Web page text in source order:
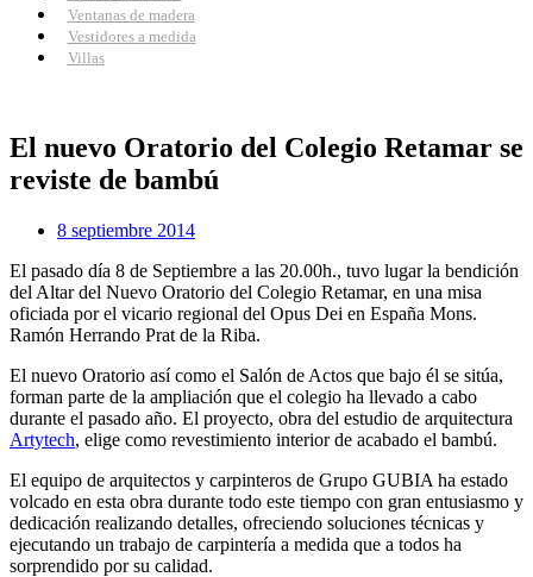
Ventanas de madera
Vestidores a medida
Villas
El nuevo Oratorio del Colegio Retamar se
reviste de bambú
8 septiembre 2014
El pasado día 8 de Septiembre a las 20.00h., tuvo lugar la bendición
del Altar del Nuevo Oratorio del Colegio Retamar, en una misa
oficiada por el vicario regional del Opus Dei en España Mons.
Ramón Herrando Prat de la Riba.
El nuevo Oratorio así como el Salón de Actos que bajo él se sitúa,
forman parte de la ampliación que el colegio ha llevado a cabo
durante el pasado año. El proyecto, obra del estudio de arquitectura
Artytech, elige como revestimiento interior de acabado el bambú.
El equipo de arquitectos y carpinteros de Grupo GUBIA ha estado
volcado en esta obra durante todo este tiempo con gran entusiasmo y
dedicación realizando detalles, ofreciendo soluciones técnicas y
ejecutando un trabajo de carpintería a medida que a todos ha
sorprendido por su calidad.